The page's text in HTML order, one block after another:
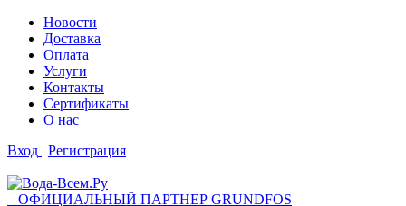
Новости
Доставка
Оплата
Услуги
Контакты
Cертификаты
О нас
Вход | Регистрация
ОФИЦИАЛЬНЫЙ ПАРТНЕР GRUNDFOS